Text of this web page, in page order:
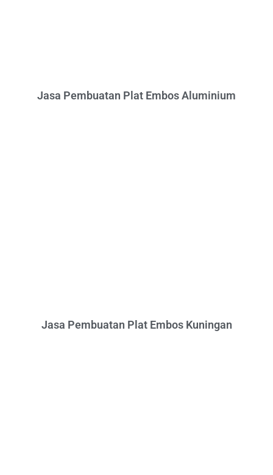
Jasa Pembuatan Plat Embos Aluminium
Jasa Pembuatan Plat Embos Kuningan